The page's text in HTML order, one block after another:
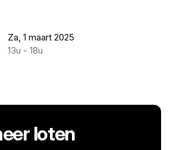
Za, 1 maart 2025
13u - 18u
loten